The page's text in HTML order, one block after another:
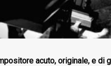
acuto, originale, e di